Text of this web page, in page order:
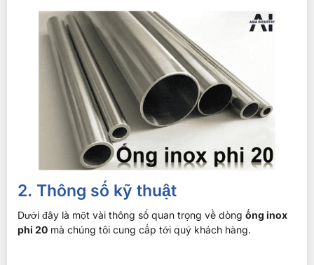
2. Thông số kỹ thuật
Dưới đây là một vài thông số quan trọng về dòng ống inox
phi 20 mà chúng tôi cung cấp tới quý khách hàng.